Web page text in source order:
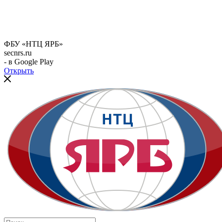
ФБУ «НТЦ ЯРБ»
secnrs.ru
- в Google Play
Открыть